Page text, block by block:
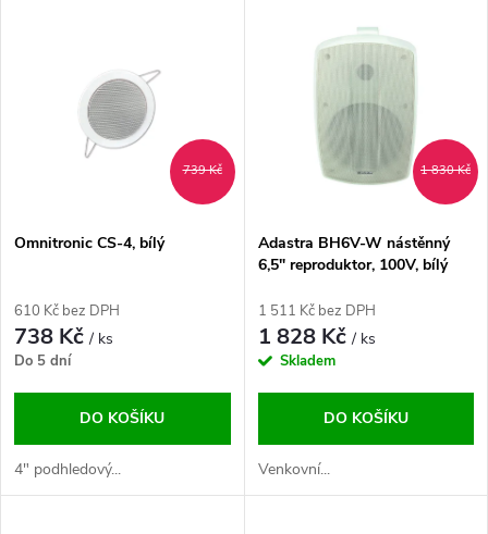
p
r
o
u
s
r
o
d
u
739 Kč
Omnitronic CS-4, bílý
610 Kč bez DPH
738 Kč/ ks
Do 5 dní
DO KOŠÍKU
4" podhledový...
1 830 Kč
Adastra BH6V-W nástěnný
6,5" reproduktor, 100V, bílý
1 511 Kč bez DPH
1 828 Kč/ ks
Skladem
DO KOŠÍKU
Venkovní...